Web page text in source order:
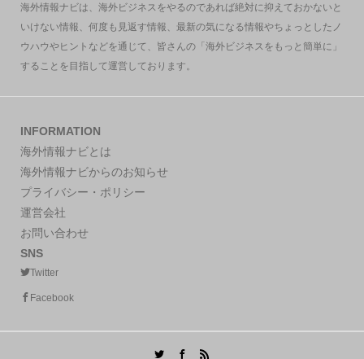
海外情報ナビは、海外ビジネスをやるのであれば絶対に抑えておかないと
いけない情報、何度も見返す情報、最新の気になる情報やちょっとしたノ
ウハウやヒントなどを通じて、皆さんの「海外ビジネスをもっと簡単に」
することを目指して運営しております。
INFORMATION
海外情報ナビとは
海外情報ナビからのお知らせ
プライバシー・ポリシー
運営会社
お問い合わせ
SNS
Twitter
Facebook